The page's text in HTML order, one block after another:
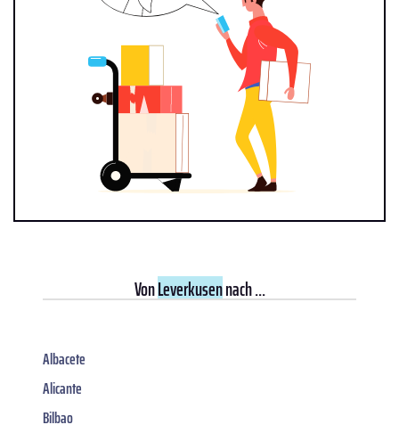
VonLeverkusennach ...
Albacete
Alicante
Bilbao